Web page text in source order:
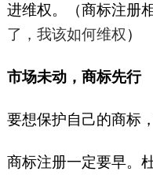
进维权。（商标注册
了，我该如何维权 ）
市场未动，商标先行
要想保护自己的商标
商标注册一定要早。